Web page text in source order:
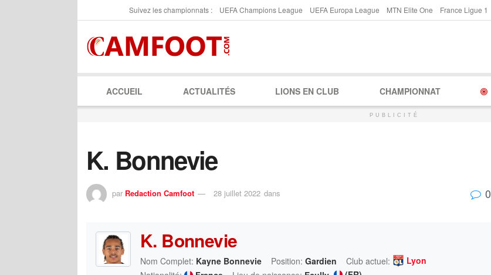
Suivez les championnats : UEFA Champions League UEFA Europa League MTN Elite One France Ligue 1
ACCUEIL ACTUALITÉS LIONS EN CLUB CHAMPIONNAT
PUBLICITÉ
K. Bonnevie
par Redaction Camfoot 28 juillet 2022 dans 0
K. Bonnevie
Nom Complet: Kayne Bonnevie Position: Gardien Club actuel:
Lyon